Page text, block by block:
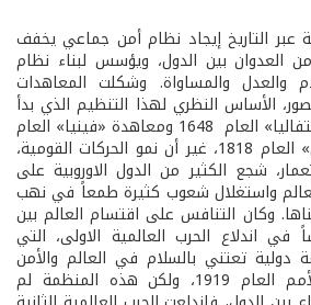
عبر التاريخ إيجاد نظام أمن جماعي يخفف
العدوان بين الدول، ويؤسس لبناء نظام
والعدل والمساواة. وشكلت المعاهدات
الأساس النظري لهذا التنظيم الذي بدأ
بالتبلور مع معاهدة «وستفاليا» العام 1648 ومعاهدة «فينيا» العام
1815، و«الحلف المقدس» العام 1818، غير أن نمو الحركات القومية،
شجع الكثير من الدول الاوروبية على
واستغلال شعوب كثيرة طمعاً في نهب
وكان التنافس على اقتسام العالم بين
في اندلاع الحرب العالمية الاولى، التي
دولية تعتني بالسلام في العالم والأمن
الجماعي، هي عصبة الأمم العام 1919، ولكن هذه المنظمة لم